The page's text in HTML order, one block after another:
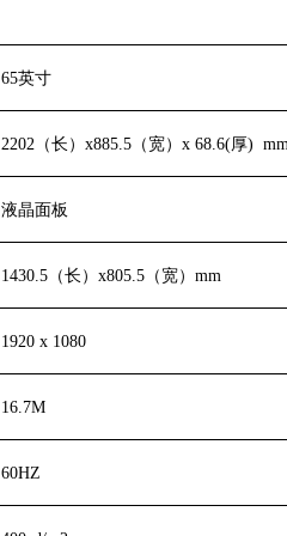
65英寸
2202（长）x885.5（宽）x 68.6(厚)
液晶面板
1430.5（长）x805.5（宽）mm
1920 x 1080
16.7M
60HZ